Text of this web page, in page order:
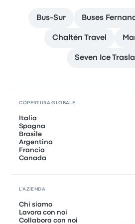
Bus-Sur Buses
Chaltén Travel
Seven Ice
COPERTURA GLOBALE
Italia
Spagna
Brasile
Argentina
Francia
Canada
L'AZIENDA
Chi siamo
Lavora con noi
Collabora con noi